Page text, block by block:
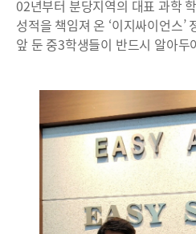
02년부터 분당지역의 대표 과학
성적을 책임져 온 ‘이지싸이언스’
앞 둔 중3학생들이 반드시 알아